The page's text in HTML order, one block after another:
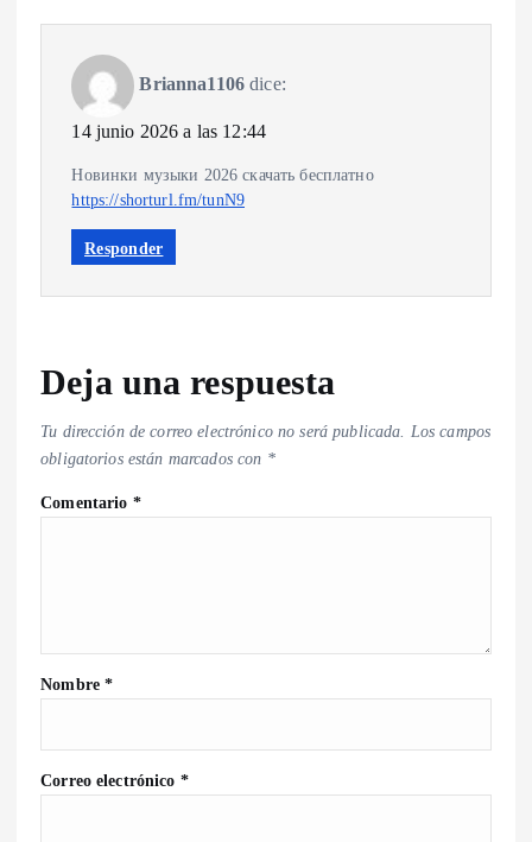
Brianna1106 dice:
14 junio 2026 a las 12:44
Новинки музыки 2026 скачать бесплатно
https://shorturl.fm/tunN9
Responder
Deja una respuesta
Tu dirección de correo electrónico no será publicada.
Los campos
obligatorios están marcados con *
Comentario *
Nombre*
Correo electrónico *